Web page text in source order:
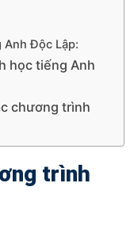
Độc Lập:
học tiếng Anh
chương trình
trình